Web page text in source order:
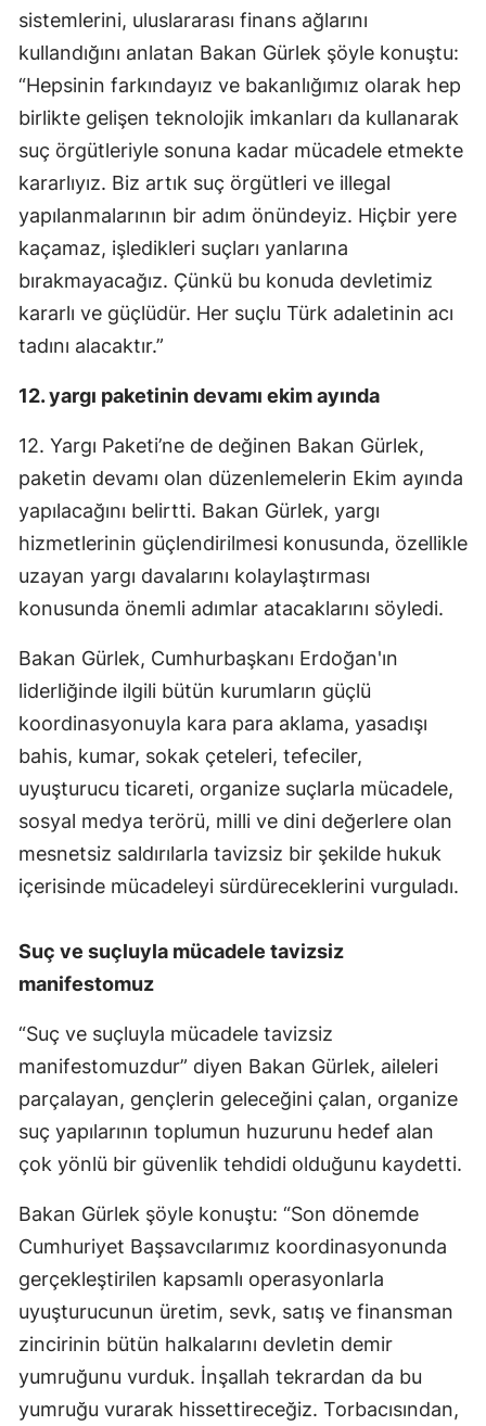
sistemlerini, uluslararası finans ağlarını
kullandığını anlatan Bakan Gürlek şöyle konuştu:
“Hepsinin farkındayız ve bakanlığımız olarak hep
birlikte gelişen teknolojik imkanları da kullanarak
suç örgütleriyle sonuna kadar mücadele etmekte
kararlıyız. Biz artık suç örgütleri ve illegal
yapılanmalarının bir adım önündeyiz. Hiçbir yere
kaçamaz, işledikleri suçları yanlarına
bırakmayacağız. Çünkü bu konuda devletimiz
kararlı ve güçlüdür. Her suçlu Türk adaletinin acı
tadını alacaktır.”
12. yargı paketinin devamı ekim ayında
12. Yargı Paketi’ne de değinen Bakan Gürlek,
paketin devamı olan düzenlemelerin Ekim ayında
yapılacağını belirtti. Bakan Gürlek, yargı
hizmetlerinin güçlendirilmesi konusunda, özellikle
uzayan yargı davalarını kolaylaştırması
konusunda önemli adımlar atacaklarını söyledi.
Bakan Gürlek, Cumhurbaşkanı Erdoğan'ın
liderliğinde ilgili bütün kurumların güçlü
koordinasyonuyla kara para aklama, yasadışı
bahis, kumar, sokak çeteleri, tefeciler,
uyuşturucu ticareti, organize suçlarla mücadele,
sosyal medya terörü, milli ve dini değerlere olan
mesnetsiz saldırılarla tavizsiz bir şekilde hukuk
içerisinde mücadeleyi sürdüreceklerini vurguladı.
Suç ve suçluyla mücadele tavizsiz
manifestomuz
“Suç ve suçluyla mücadele tavizsiz
manifestomuzdur” diyen Bakan Gürlek, aileleri
parçalayan, gençlerin geleceğini çalan, organize
suç yapılarının toplumun huzurunu hedef alan
çok yönlü bir güvenlik tehdidi olduğunu kaydetti.
Bakan Gürlek şöyle konuştu: “Son dönemde
Cumhuriyet Başsavcılarımız koordinasyonunda
gerçekleştirilen kapsamlı operasyonlarla
uyuşturucunun üretim, sevk, satış ve finansman
zincirinin bütün halkalarını devletin demir
yumruğunu vurduk. İnşallah tekrardan da bu
yumruğu vurarak hissettireceğiz. Torbacısından,